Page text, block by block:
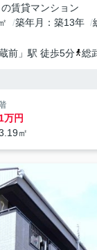
賃貸マンション
築年月 築13年
前 」駅 徒歩5分 総
万円
㎡